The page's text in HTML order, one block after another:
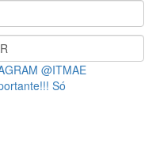
@ITMAE
Só